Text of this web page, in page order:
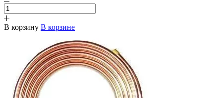
В корзину В корзине